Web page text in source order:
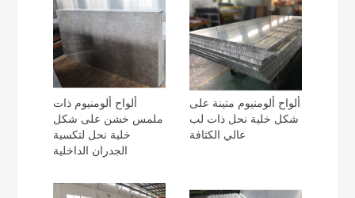
ألواح ألومنيوم ذات
ملمس خشن على شكل
خلية نحل لتكسية
الجدران الداخلية
ألواح ألومنيوم متينة على
شكل خلية نحل ذات لب
عالي الكثافة